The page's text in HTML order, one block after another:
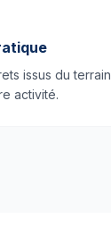
issus du terrain,
activité.